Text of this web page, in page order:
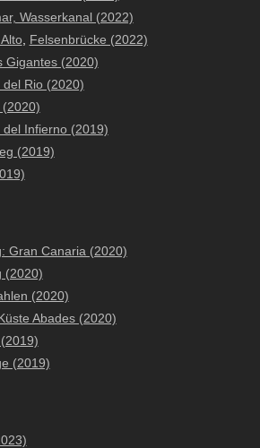
Wasserkanal (2022)
, Felsenbrücke (2022)
Gigantes (2020)
Rio (2020)
Infierno (2019)
(2019)
Gran Canaria (2020)
(2020)
(2020)
Abades (2020)
(2019)